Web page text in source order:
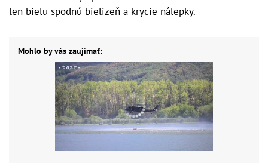
len bielu spodnú bielizeň a krycie nálepky.
Mohlo by vás zaujímať: